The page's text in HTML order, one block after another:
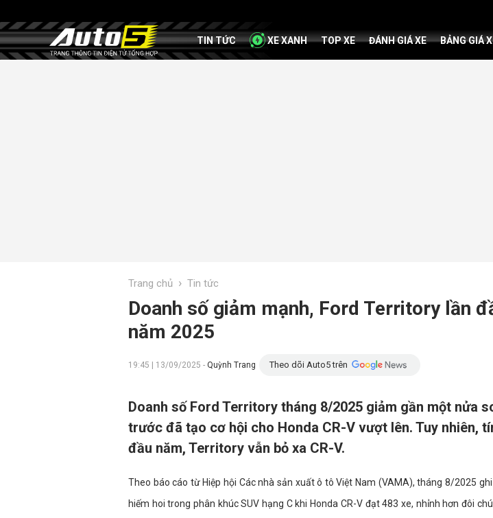
TIN TỨC XE XANH TOP XE ĐÁNH GIÁ XE BẢNG GIÁ
Trang chủ › Tin tức
Doanh số giảm mạnh, Ford Territory lần
năm 2025
19:45 | 13/09/2025 - Quỳnh Trang Theo dõi Auto5 trên
Doanh số Ford Territory tháng 8/2025 giảm gần một nửa
trước đã tạo cơ hội cho Honda CR-V vượt lên. Tuy nhiên,
đầu năm, Territory vẫn bỏ xa CR-V.
Theo báo cáo từ Hiệp hội Các nhà sản xuất ô tô Việt Nam (VAMA), tháng 8/2025
hiếm hoi trong phân khúc SUV hạng C khi Honda CR-V đạt 483 xe, nhỉnh hơn đôi